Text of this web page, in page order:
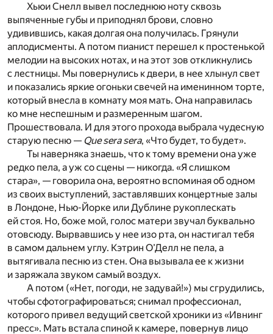
Хьюи Снелл вывел последнюю ноту сквозь
выпяченные губы и приподнял брови, словно
удивившись, какая долгая она получилась. Грянули
аплодисменты. А потом пианист перешел к простенькой
мелодии на высоких нотах, и на этот зов откликнулись
с лестницы. Мы повернулись к двери, в нее хлынул свет
и показались яркие огоньки свечей на именинном торте,
который внесла в комнату моя мать. Она направилась
ко мне неспешным и размеренным шагом.
Прошествовала. И для этого прохода выбрала чудесную
старую песню — Que sera sera, «Что будет, то будет».
Ты наверняка знаешь, что к тому времени она уже
редко пела, а уж со сцены — никогда. «Я слишком
стара», — говорила она, вероятно вспоминая об одном
из своих выступлений, заставлявших концертные залы
в Лондоне, Нью-Йорке или Дублине рукоплескать
ей стоя. Но, боже мой, голос матери звучал буквально
отовсюду. Вырвавшись у нее изо рта, он настигал тебя
в самом дальнем углу. Кэтрин О’Делл не пела, а
вытягивала песню из стен. Она вызывала ее к жизни
и заряжала звуком самый воздух.
А потом («Нет, погоди, не задувай!») мы сгрудились,
чтобы сфотографироваться; снимал профессионал,
которого привел ведущий светской хроники из «Ивнинг
пресс». Мать встала спиной к камере, повернув лицо